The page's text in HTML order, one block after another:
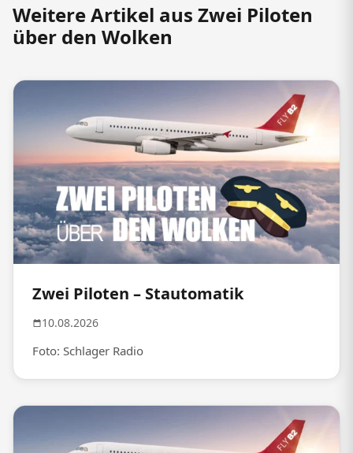
Weitere Artikel aus Zwei Piloten
über den Wolken
Zwei Piloten – Stautomatik
10.08.2026
Foto: Schlager Radio